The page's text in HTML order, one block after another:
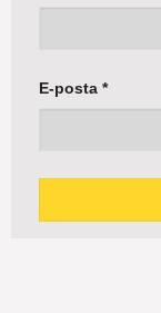
E-posta *